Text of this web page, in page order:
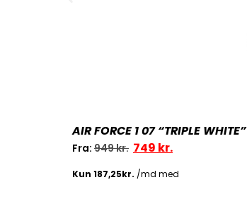
AIR FORCE 1 07 “TRIPLE WHITE”
Fra: 949kr. 749 kr.